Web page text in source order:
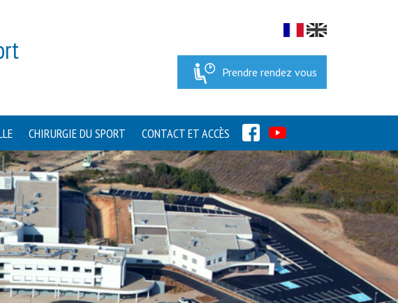
Prendre rendez vous
CHIRURGIE DU SPORT CONTACT ET ACCÈS FACEBOOK